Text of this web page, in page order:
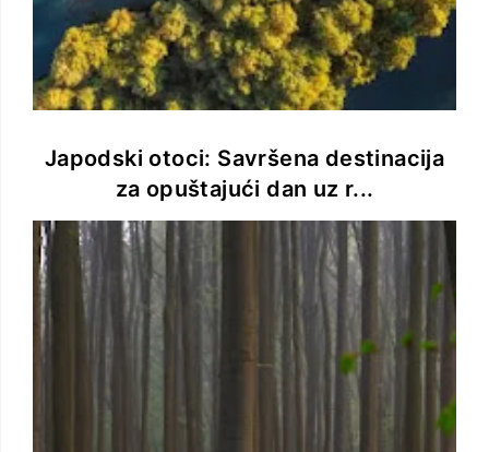
Japodski otoci: Savršena destinacija
za opuštajući dan uz r...